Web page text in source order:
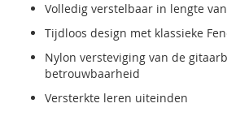
Volledig verstelbaar in lengte
Tijdloos design met klassieke
Nylon versteviging van de
betrouwbaarheid
Versterkte leren uiteinden